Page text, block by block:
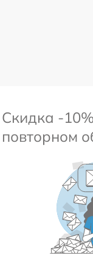
Скидка -
повторном